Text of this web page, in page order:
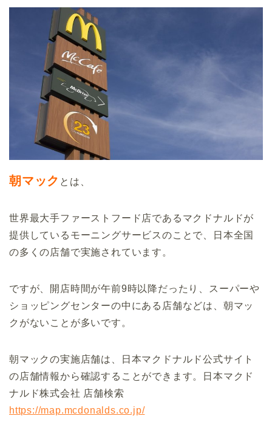
朝マック とは、
世界最大手ファーストフード店であるマクドナルドが
提供しているモーニングサービスのことで、日本全国
の多くの店舗で実施されています。
ですが、開店時間が午前9時以降だったり、スーパーや
ショッピングセンターの中にある店舗などは、朝マッ
クがないことが多いです。
朝マックの実施店舗は、日本マクドナルド公式サイト
の店舗情報から確認することができます。日本マクド
ナルド株式会社 店舗検索
https://map.mcdonalds.co.jp/